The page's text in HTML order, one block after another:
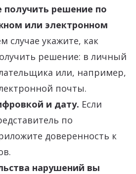
получить решение по
или электронном
случае укажите, как
решение: в личный
или, например,
почты.
и дату. Если
по
доверенность к
нарушений вы